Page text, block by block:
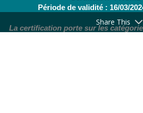
Période de validité : 16/03/
La certification porte sur les
Share This